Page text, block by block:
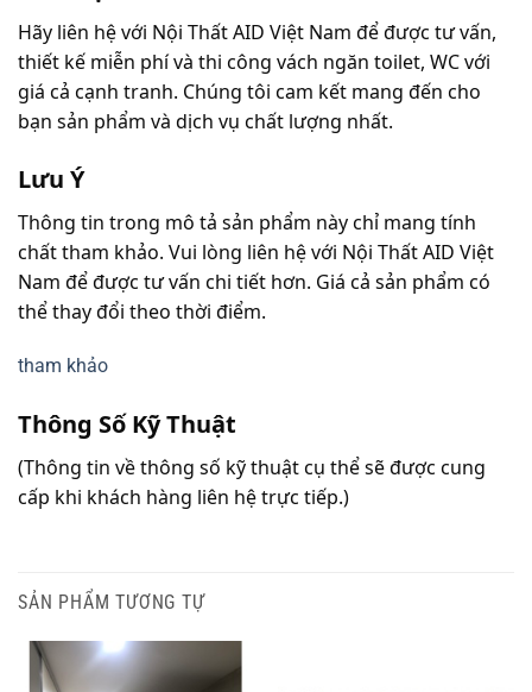
Hãy liên hệ với Nội Thất AID Việt Nam để được tư vấn,
thiết kế miễn phí và thi công vách ngăn toilet, WC với
giá cả cạnh tranh. Chúng tôi cam kết mang đến cho
bạn sản phẩm và dịch vụ chất lượng nhất.
Lưu Ý
Thông tin trong mô tả sản phẩm này chỉ mang tính
chất tham khảo. Vui lòng liên hệ với Nội Thất AID Việt
Nam để được tư vấn chi tiết hơn. Giá cả sản phẩm có
thể thay đổi theo thời điểm.
tham khảo
Thông Số Kỹ Thuật
(Thông tin về thông số kỹ thuật cụ thể sẽ được cung
cấp khi khách hàng liên hệ trực tiếp.)
SẢN PHẨM TƯƠNG TỰ